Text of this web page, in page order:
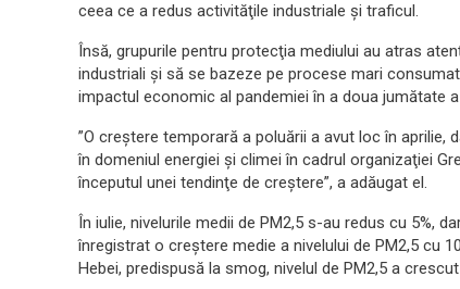
ceea ce a redus activităţile industriale şi traficul.
Însă, grupurile pentru protecţia mediului au atras
industriali şi să se bazeze pe procese mari
impactul economic al pandemiei în a doua jumătate a
”O creştere temporară a poluării a avut loc în aprilie,
în domeniul energiei şi climei în cadrul organizaţiei
începutul unei tendinţe de creştere”, a adăugat el.
În iulie, nivelurile medii de PM2,5 s-au redus cu 5%,
înregistrat o creştere medie a nivelului de PM2,5 cu
Hebei, predispusă la smog, nivelul de PM2,5 a